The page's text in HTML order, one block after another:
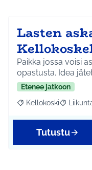
Lasten
Paikka jossa voisi
opastusta.
Etenee jatkoon
Rajaa tulokset
Kellokoski Rajaa
Tutustu